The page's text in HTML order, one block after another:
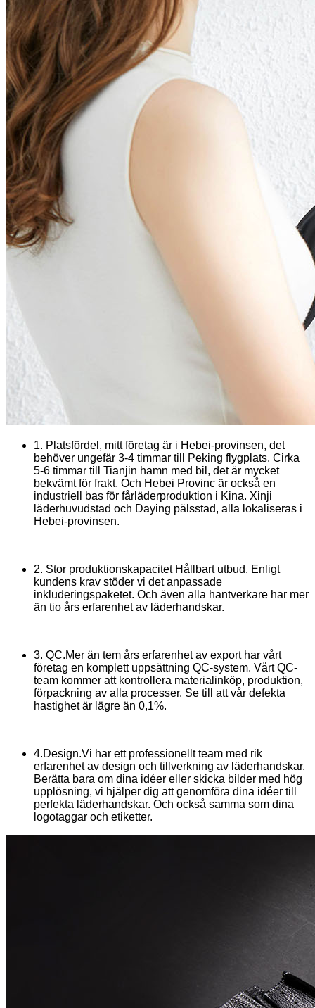
1. Platsfördel, mitt företag är i Hebei-provinsen, det
behöver ungefär 3-4 timmar till Peking flygplats. Cirka
5-6 timmar till Tianjin hamn med bil, det är mycket
bekvämt för frakt. Och Hebei Provinc är också en
industriell bas för fårläderproduktion i Kina. Xinji
läderhuvudstad och Daying pälsstad, alla lokaliseras i
Hebei-provinsen.
2. Stor produktionskapacitet Hållbart utbud. Enligt
kundens krav stöder vi det anpassade
inkluderingspaketet. Och även alla hantverkare har mer
än tio års erfarenhet av läderhandskar.
3. QC.Mer än tem års erfarenhet av export har vårt
företag en komplett uppsättning QC-system. Vårt QC-
team kommer att kontrollera materialinköp, produktion,
förpackning av alla processer. Se till att vår defekta
hastighet är lägre än 0,1%.
4.Design.Vi har ett professionellt team med rik
erfarenhet av design och tillverkning av läderhandskar.
Berätta bara om dina idéer eller skicka bilder med hög
upplösning, vi hjälper dig att genomföra dina idéer till
perfekta läderhandskar. Och också samma som dina
logotaggar och etiketter.